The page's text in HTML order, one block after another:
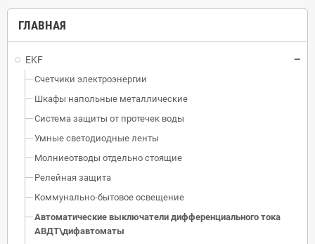
ГЛАВНАЯ
EKF
Счетчики электроэнергии
Шкафы напольные металлические
Система защиты от протечек воды
Умные светодиодные ленты
Молниеотводы отдельно стоящие
Релейная защита
Коммунально-бытовое освещение
Автоматические выключатели дифференциального тока
АВДТ\дифавтоматы